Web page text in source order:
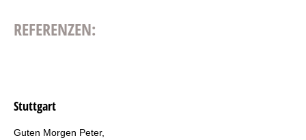
REFERENZEN:
Stuttgart
Guten Morgen Peter,